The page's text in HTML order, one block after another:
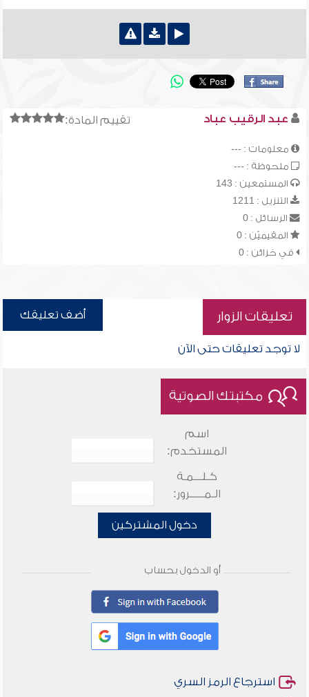
تقييم المادة: عبد الرقيب عباد
معلومات : ---
ملحوظة : ---
المستمعين : 143
التنزيل : 1211
الرسائل : 0
المقيميّن : 0
في خزائن : 0
تعليقات الزوار أضف تعليقك
لا توجد تعليقات حتى الآن
مكتبتك الصوتية
اسم
المستخدم:
كـلـــمـة
الـمـــــرور:
دخول المشتركين
أو الدخول بحساب
استرجاع الرمز السري